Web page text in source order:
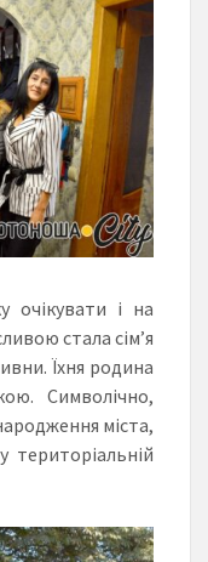
очікувати і на
стала сім’я
Їхня родина
Символічно,
міста,